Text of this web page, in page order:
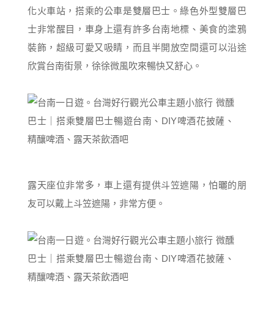
化火車站，搭乘的公車是雙層巴士。綠色外型雙層巴
士非常醒目，車身上還有許多台南地標、美食的塗鴉
裝飾，超級可愛又吸睛，而且半開放空間還可以沿途
欣賞台南街景，徐徐微風吹來暢快又舒心。
露天座位非常多，車上還有提供斗笠遮陽，怕曬的朋
友可以戴上斗笠遮陽，非常方便。